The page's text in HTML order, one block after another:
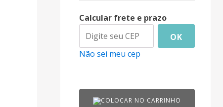
Calcular frete e prazo
OK
Não sei meu cep
COLOCAR NO CARRINHO